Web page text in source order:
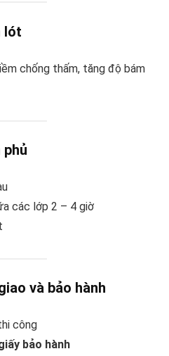
lót
chống thấm, tăng độ bám
các lớp 2 – 4 giờ
và bảo hành
công
bảo hành